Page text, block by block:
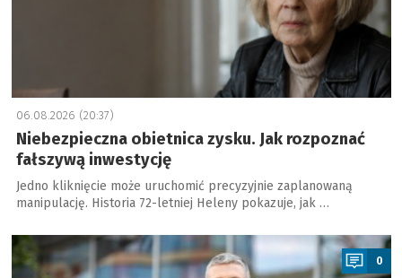
06.08.2026 (20:37)
Niebezpieczna obietnica zysku. Jak rozpoznać
fałszywą inwestycję
Jedno kliknięcie może uruchomić precyzyjnie zaplanowaną
manipulację. Historia 72-letniej Heleny pokazuje, jak …
a
0